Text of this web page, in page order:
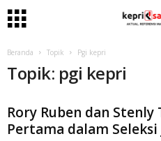
Beranda Topik Pgi kepri
Topik: pgi kepri
Rory Ruben dan Stenly
Pertama dalam Seleksi